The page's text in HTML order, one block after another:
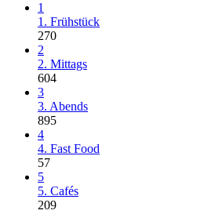
1
1. Frühstück
270
2
2. Mittags
604
3
3. Abends
895
4
4. Fast Food
57
5
5. Cafés
209